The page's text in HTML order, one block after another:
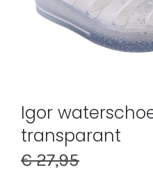
Igor
transparant
€27,95